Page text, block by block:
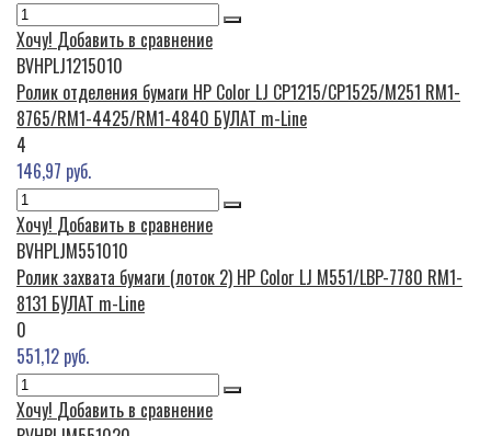
Хочу! Добавить в сравнение
BVHPLJ1215010
Ролик отделения бумаги HP Color LJ CP1215/CP1525/M251 RM1-
8765/RM1-4425/RM1-4840 БУЛАТ m-Line
4
146,97 руб.
Хочу! Добавить в сравнение
BVHPLJM551010
Ролик захвата бумаги (лоток 2) HP Color LJ M551/LBP-7780 RM1-
8131 БУЛАТ m-Line
0
551,12 руб.
Хочу! Добавить в сравнение